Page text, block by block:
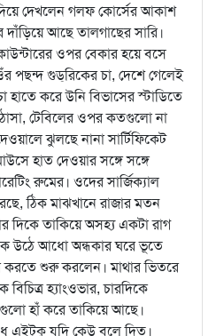
দেখলেন গলফ কোর্সের আকাশ
আছে তালগাছের সারি।
ওপর বেকার হয়ে বসে
পছন্দ গুড্‌রিকের চা, দেশে গেলেই
করে উনি বিভাসের স্টাডিতে
টেবিলের ওপর কতগুলো না
ঝুলছে নানা সার্টিফিকেট
হাত দেওয়ার সঙ্গে সঙ্গে
রুমের। ওদের সার্জিক্যাল
ঠিক মাঝখানে রাজার মতন
দিকে তাকিয়ে অসহ্য একটা রাগ
উঠে আধো অন্ধকার ঘরে ভূতে
করতে শুরু করলেন। মাথার ভিতরে
হ্যাংওভার, চারদিকে
হাঁ করে তাকিয়ে আছে।
এইটুকু যদি কেউ বলে দিত।